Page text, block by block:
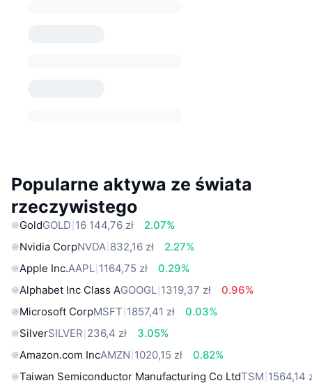
Popularne aktywa ze świata
rzeczywistego
GoldGOLD 16 144,76 zł
2.07%
Nvidia CorpNVDA 832,16 zł
2.27%
Apple Inc.AAPL 1164,75 zł
0.29%
Alphabet Inc Class AGOOGL 1319,37 zł
0.96%
Microsoft CorpMSFT 1857,41 zł
0.03%
SilverSILVER 236,4 zł
3.05%
Amazon.com IncAMZN 1020,15 zł
0.82%
Taiwan Semiconductor Manufacturing Co LtdTSM 1564,14